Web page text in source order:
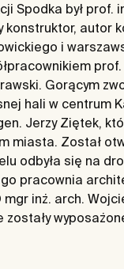
Spodka był prof.
konstruktor, autor
i
Gorącym
hali w centrum
Jerzy Ziętek,
miasta. Został
odbyła się na
go pracownia
mgr inż. arch.
zostały